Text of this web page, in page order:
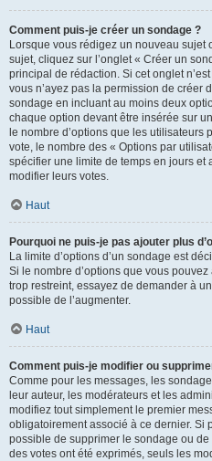
Comment puis-je créer un sondage ?
Lorsque vous rédigez un nouveau sujet
sujet, cliquez sur l’onglet « Créer un
principal de rédaction. Si cet onglet
vous n’ayez pas la permission de créer
sondage en incluant au moins deux
chaque option devant être insérée sur
le nombre d’options que les utilisateurs
vote, le nombre des « Options par
spécifier une limite de temps en jours et
modifier leurs votes.
Haut
Pourquoi ne puis-je pas ajouter plus
La limite d’options d’un sondage est
Si le nombre d’options que vous
trop restreint, essayez de demander à
possible de l’augmenter.
Haut
Comment puis-je modifier ou
Comme pour les messages, les
leur auteur, les modérateurs et les
modifiez tout simplement le premier
obligatoirement associé à ce dernier. Si
possible de supprimer le sondage ou
des votes ont été exprimés, seuls les